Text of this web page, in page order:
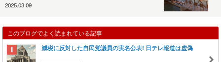
2025.03.09
このブログでよく読まれている記事
減税に反対した自民党議員の実名公表! 日テレ報道は虚偽